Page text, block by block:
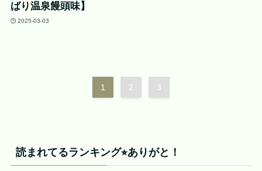
ばり温泉饅頭味】
2025-03-03
1 2 3
読まれてるランキング⭐︎ありがと！